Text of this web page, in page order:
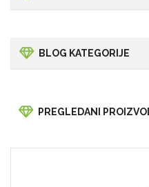
BLOG KATEGORIJE
PREGLEDANI